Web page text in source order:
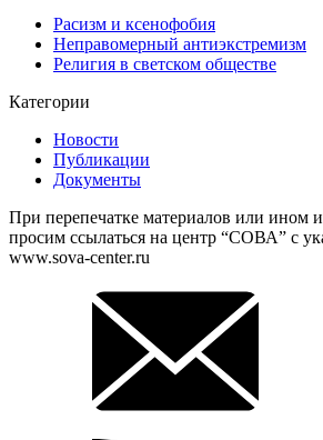
Расизм и ксенофобия
Неправомерный антиэкстремизм
Религия в светском обществе
Категории
Новости
Публикации
Документы
При перепечатке материалов или ином
просим ссылаться на центр “СОВА” с
www.sova-center.ru